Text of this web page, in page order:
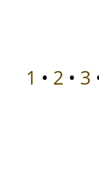
1 • 2 • 3